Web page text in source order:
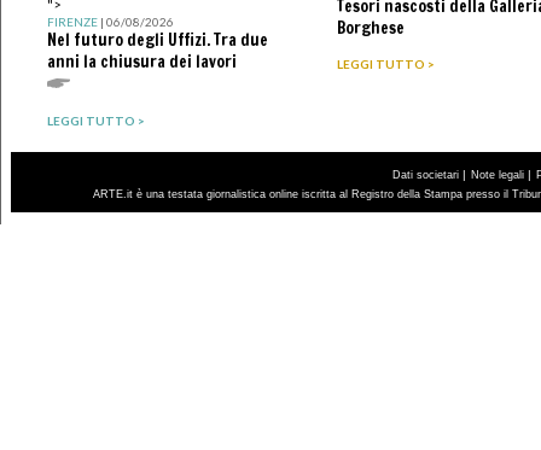
">
FIRENZE| 06/08/2026
Nel futuro degli Uffizi. Tra due
anni la chiusura dei lavori
LEGGI TUTTO >
Tesori nascosti della
Borghese
LEGGI TUTTO >
Dati societari | Note legali |
ARTE.it è una testata giornalistica online iscritta al Registro della Stampa presso il